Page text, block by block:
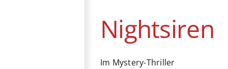
Nightsiren
Im Mystery-Thriller